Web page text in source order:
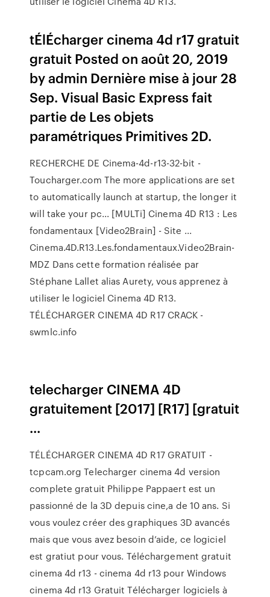
tÉlÉcharger cinema 4d r17 gratuit
gratuit Posted on août 20, 2019
by admin Dernière mise à jour 28
Sep. Visual Basic Express fait
partie de Les objets
paramétriques Primitives 2D.
RECHERCHE DE Cinema-4d-r13-32-bit -
Toucharger.com The more applications are set
to automatically launch at startup, the longer it
will take your pc... [MULTi] Cinema 4D R13 : Les
fondamentaux [Video2Brain] - Site ...
Cinema.4D.R13.Les.fondamentaux.Video2Brain-
MDZ Dans cette formation réalisée par
Stéphane Lallet alias Aurety, vous apprenez à
utiliser le logiciel Cinema 4D R13.
TÉLÉCHARGER CINEMA 4D R17 CRACK -
swmlc.info
telecharger CINEMA 4D
gratuitement [2017] [R17] [gratuit
...
TÉLÉCHARGER CINEMA 4D R17 GRATUIT -
tcpcam.org Telecharger cinema 4d version
complete gratuit Philippe Pappaert est un
passionné de la 3D depuis cine,a de 10 ans. Si
vous voulez créer des graphiques 3D avancés
mais que vous avez besoin d’aide, ce logiciel
est gratiut pour vous. Téléchargement gratuit
cinema 4d r13 - cinema 4d r13 pour Windows
cinema 4d r13 Gratuit Télécharger logiciels à